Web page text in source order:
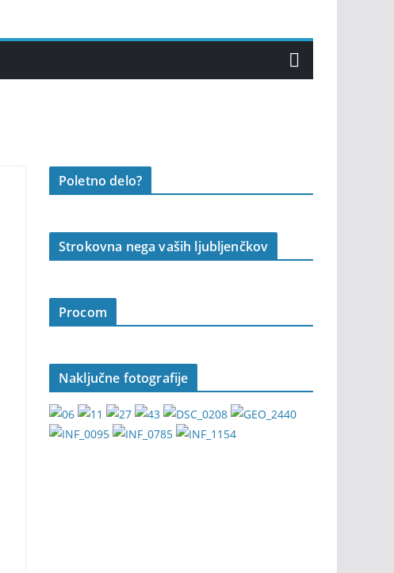
Poletno delo?
Strokovna nega vaših ljubljenčkov
Procom
Naključne fotografije